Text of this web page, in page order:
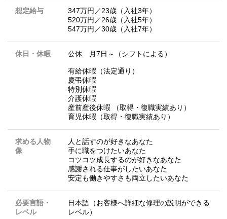
想定給与
347万円／23歳（入社3年）
520万円／26歳（入社5年）
547万円／30歳（入社7年）
休日・休暇 公休 月7日～（シフトによる）
有給休暇（法定通り）
慶弔休暇
特別休暇
介護休暇
産前産後休暇 （取得・復職実績あり）
育児休暇（取得・復職実績あり）
求める人物
像
人と話すのが好きなあなた
手に職をつけたいあなた
コツコツ成長するのが好きなあなた
感謝される仕事がしたいあなた
安定も働きやすさも両立したいあなた
必要言語・
レベル
日本語（お客様へ詳細な修理の説明ができる
レベル）